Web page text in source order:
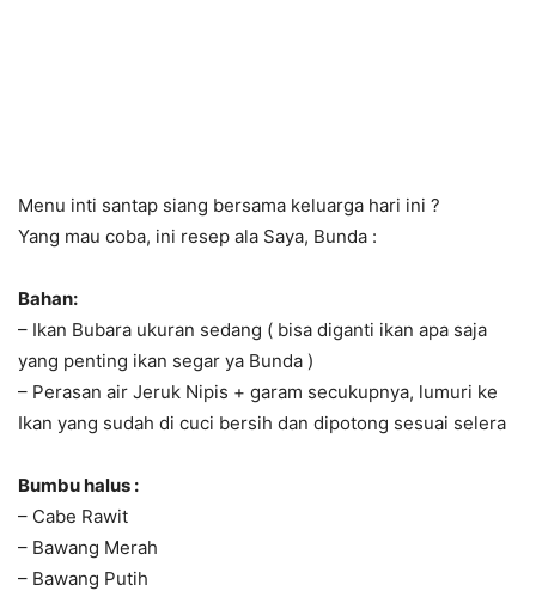
Menu inti santap siang bersama keluarga hari ini ?
Yang mau coba, ini resep ala Saya, Bunda :
Bahan:
– Ikan Bubara ukuran sedang ( bisa diganti ikan apa saja
yang penting ikan segar ya Bunda )
– Perasan air Jeruk Nipis + garam secukupnya, lumuri ke
Ikan yang sudah di cuci bersih dan dipotong sesuai selera
Bumbu halus :
– Cabe Rawit
– Bawang Merah
– Bawang Putih